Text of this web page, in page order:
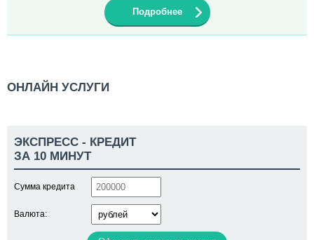
Подробнее
ОНЛАЙН УСЛУГИ
ЭКСПРЕСС - КРЕДИТ
ЗА 10 МИНУТ
Сумма кредита
Валюта: